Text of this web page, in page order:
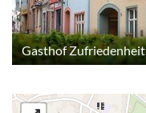
Gasthof Zufriedenheit